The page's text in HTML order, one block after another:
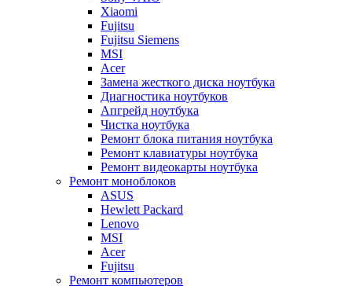
Xiaomi
Fujitsu
Fujitsu Siemens
MSI
Acer
Замена жесткого диска ноутбука
Диагностика ноутбуков
Апгрейд ноутбука
Чистка ноутбука
Ремонт блока питания ноутбука
Ремонт клавиатуры ноутбука
Ремонт видеокарты ноутбука
Ремонт моноблоков
ASUS
Hewlett Packard
Lenovo
MSI
Acer
Fujitsu
Ремонт компьютеров